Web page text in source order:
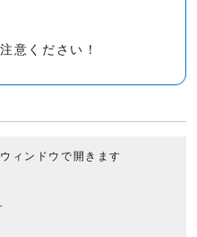
意ください！
ィンドウで開きます